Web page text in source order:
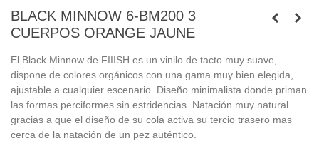
BLACK MINNOW 6-BM200 3
CUERPOS ORANGE JAUNE
El Black Minnow de FIIISH es un vinilo de tacto muy suave,
dispone de colores orgánicos con una gama muy bien elegida,
ajustable a cualquier escenario. Diseño minimalista donde priman
las formas perciformes sin estridencias. Natación muy natural
gracias a que el diseño de su cola activa su tercio trasero mas
cerca de la natación de un pez auténtico.